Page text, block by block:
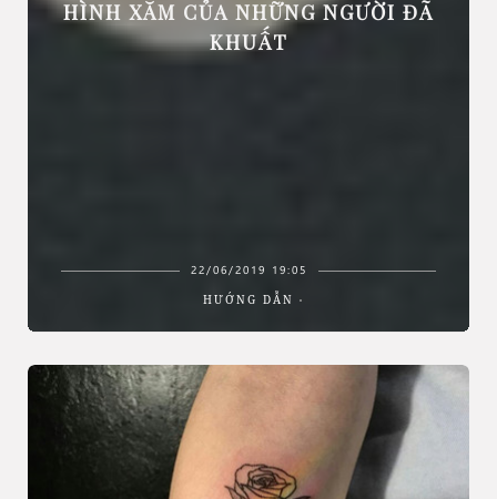
HÌNH XĂM CỦA NHỮNG NGƯỜI ĐÃ
KHUẤT
22/06/2019 19:05
HƯỚNG DẪN